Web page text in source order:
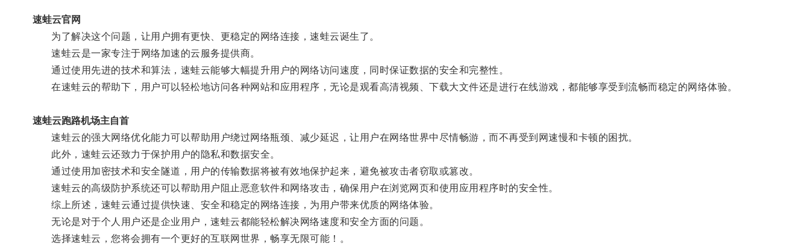
速蛙云官网
为了解决这个问题，让用户拥有更快、更稳定的网络连接，速蛙云诞生了。
速蛙云是一家专注于网络加速的云服务提供商。
通过使用先进的技术和算法，速蛙云能够大幅提升用户的网络访问速度，同时保证数据的安全和完整性。
在速蛙云的帮助下，用户可以轻松地访问各种网站和应用程序，无论是观看高清视频、下载大文件还是进行在线游戏，都能够享受到流畅而稳定的网络体验。
速蛙云跑路机场主自首
速蛙云的强大网络优化能力可以帮助用户绕过网络瓶颈、减少延迟，让用户在网络世界中尽情畅游，而不再受到网速慢和卡顿的困扰。
此外，速蛙云还致力于保护用户的隐私和数据安全。
通过使用加密技术和安全隧道，用户的传输数据将被有效地保护起来，避免被攻击者窃取或篡改。
速蛙云的高级防护系统还可以帮助用户阻止恶意软件和网络攻击，确保用户在浏览网页和使用应用程序时的安全性。
综上所述，速蛙云通过提供快速、安全和稳定的网络连接，为用户带来优质的网络体验。
无论是对于个人用户还是企业用户，速蛙云都能轻松解决网络速度和安全方面的问题。
选择速蛙云，您将会拥有一个更好的互联网世界，畅享无限可能！。